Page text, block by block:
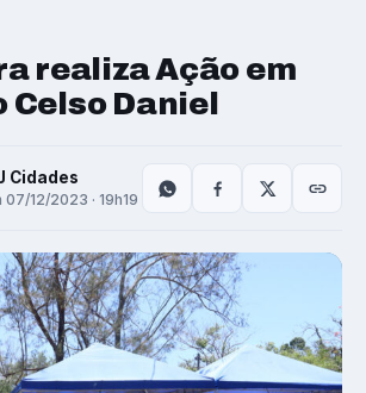
realiza Ação em
Celso Daniel
Cidades
12/2023 · 19h19